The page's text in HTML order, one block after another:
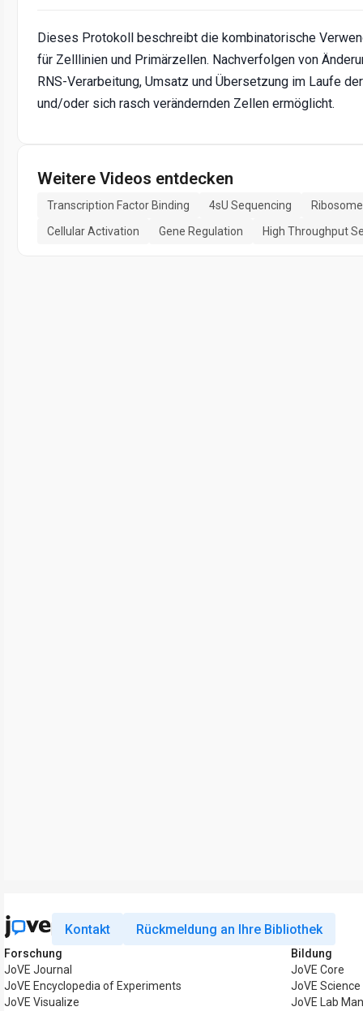
Dieses Protokoll beschreibt die kombinatorische
für Zelllinien und Primärzellen. Nachverfolgen von
RNS-Verarbeitung, Umsatz und Übersetzung im Laufe
und/oder sich rasch verändernden Zellen ermöglicht.
Weitere Videos entdecken
Transcription Factor Binding 4sU Sequencing
Cellular Activation
Gene Regulation High Throughput
Kontakt Rückmeldung an Ihre Bibliothek
Forschung
JoVE Journal
JoVE Encyclopedia of Experiments
JoVE Visualize
Bildung
JoVE Core
JoVE
JoVE Lab